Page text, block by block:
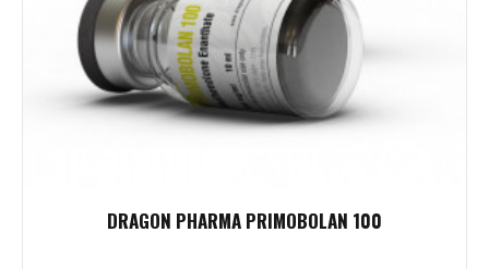
DRAGON PHARMA PRIMOBOLAN 100